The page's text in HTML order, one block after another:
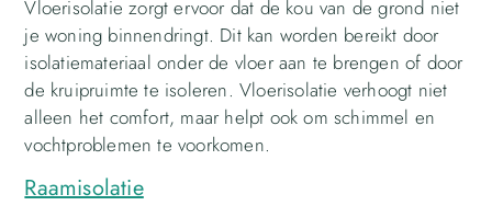
Vloerisolatie zorgt ervoor dat de kou van de grond niet
je woning binnendringt. Dit kan worden bereikt door
isolatiemateriaal onder de vloer aan te brengen of door
de kruipruimte te isoleren. Vloerisolatie verhoogt niet
alleen het comfort, maar helpt ook om schimmel en
vochtproblemen te voorkomen.
Raamisolatie